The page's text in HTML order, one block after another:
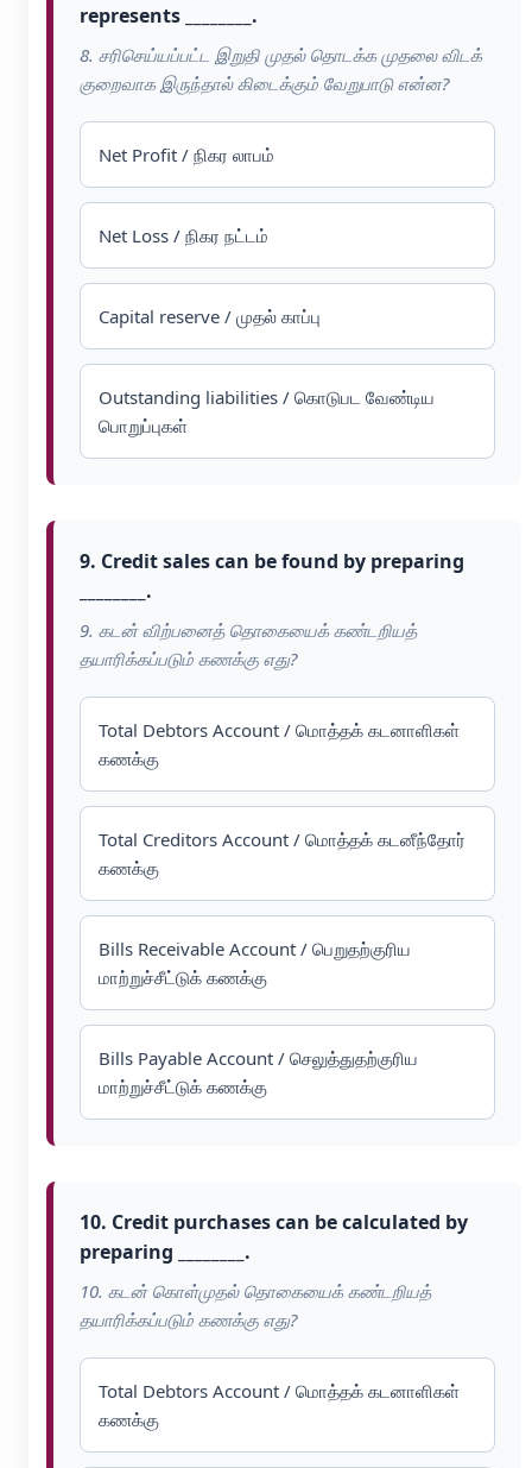
represents ________.
8. சரிசெய்யப்பட்ட இறுதி முதல் தொடக்க முதலை விடக்
குறைவாக இருந்தால் கிடைக்கும் வேறுபாடு என்ன?
Net Profit / நிகர லாபம்
Net Loss / நிகர நட்டம்
Capital reserve / முதல் காப்பு
Outstanding liabilities / கொடுபட வேண்டிய
பொறுப்புகள்
9. Credit sales can be found by preparing
________.
9. கடன் விற்பனைத் தொகையைக் கண்டறியத்
தயாரிக்கப்படும் கணக்கு எது?
Total Debtors Account / மொத்தக் கடனாளிகள்
கணக்கு
Total Creditors Account / மொத்தக் கடனீந்தோர்
கணக்கு
Bills Receivable Account / பெறுதற்குரிய
மாற்றுச்சீட்டுக் கணக்கு
Bills Payable Account / செலுத்துதற்குரிய
மாற்றுச்சீட்டுக் கணக்கு
10. Credit purchases can be calculated by
preparing ________.
10. கடன் கொள்முதல் தொகையைக் கண்டறியத்
தயாரிக்கப்படும் கணக்கு எது?
Total Debtors Account / மொத்தக் கடனாளிகள்
கணக்கு